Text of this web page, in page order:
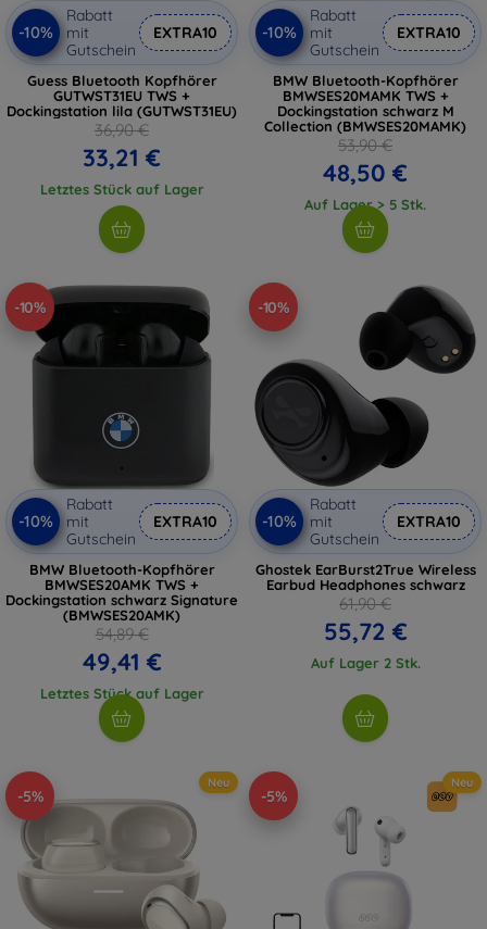
-10%
Rabatt
mit
Gutschein
EXTRA10
Guess Bluetooth Kopfhörer
GUTWST31EU TWS +
Dockingstation lila (GUTWST31EU)
36,90 €
33,21 €
Letztes Stück auf Lager
-10%
Rabatt
mit
Gutschein
EXTRA10
BMW Bluetooth-Kopfhörer
BMWSES20MAMK TWS +
Dockingstation schwarz M
Collection (BMWSES20MAMK)
53,90 €
48,50 €
Auf Lager > 5 Stk.
-10%
-10%
Rabatt
mit
Gutschein
EXTRA10
BMW Bluetooth-Kopfhörer
BMWSES20AMK TWS +
Dockingstation schwarz Signature
(BMWSES20AMK)
54,89 €
49,41 €
Letztes Stück auf Lager
-10%
-10%
Rabatt
mit
Gutschein
EXTRA10
Ghostek EarBurst2True Wireless
Earbud Headphones schwarz
61,90 €
55,72 €
Auf Lager 2 Stk.
-5%
Neu
-5%
Neu